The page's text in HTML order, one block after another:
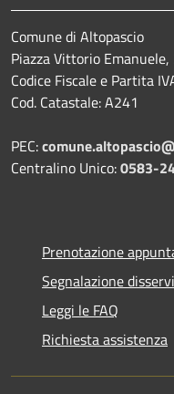
Comune di Altopascio
Piazza Vittorio
Codice Fiscale e Partita
Cod. Catastale: A241
PEC:
Centralino Unico:0583-
Prenotazione
Segnalazione
Leggi le FAQ
Richiesta assistenza